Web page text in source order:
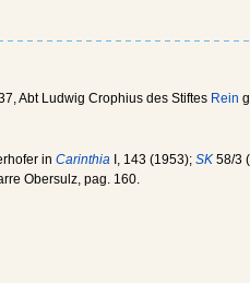
Abt Ludwig Crophius des Stiftes Rein
in Carinthia I, 143 (1953); SK 58/3
Obersulz, pag. 160.